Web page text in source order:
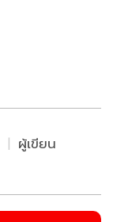
ผู้เขียน